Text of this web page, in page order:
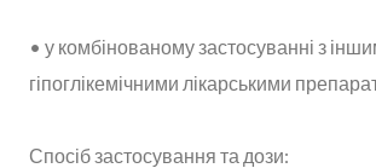
• у комбінованому застосуванні з
гіпоглікемічними лікарськими
Спосіб застосування та дози: